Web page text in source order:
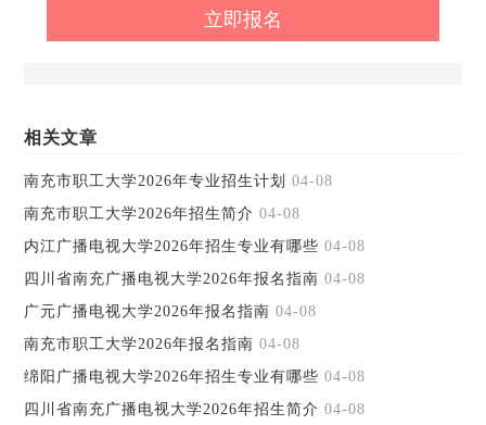
相关文章
南充市职工大学2026年专业招生计划
04-08
南充市职工大学2026年招生简介 04-08
内江广播电视大学2026年招生专业有哪些 04-08
四川省南充广播电视大学2026年报名指南 04-08
广元广播电视大学2026年报名指南 04-08
南充市职工大学2026年报名指南 04-08
绵阳广播电视大学2026年招生专业有哪些 04-08
四川省南充广播电视大学2026年招生简介 04-08